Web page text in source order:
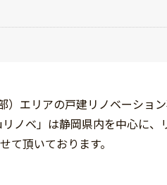
）エリアの戸建リノベーショ
ベ」は静岡県内を中心に、
て頂いております。